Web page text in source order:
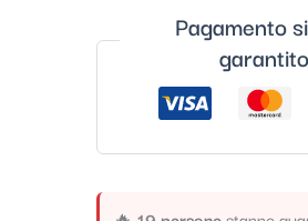
Pagamento
garantito